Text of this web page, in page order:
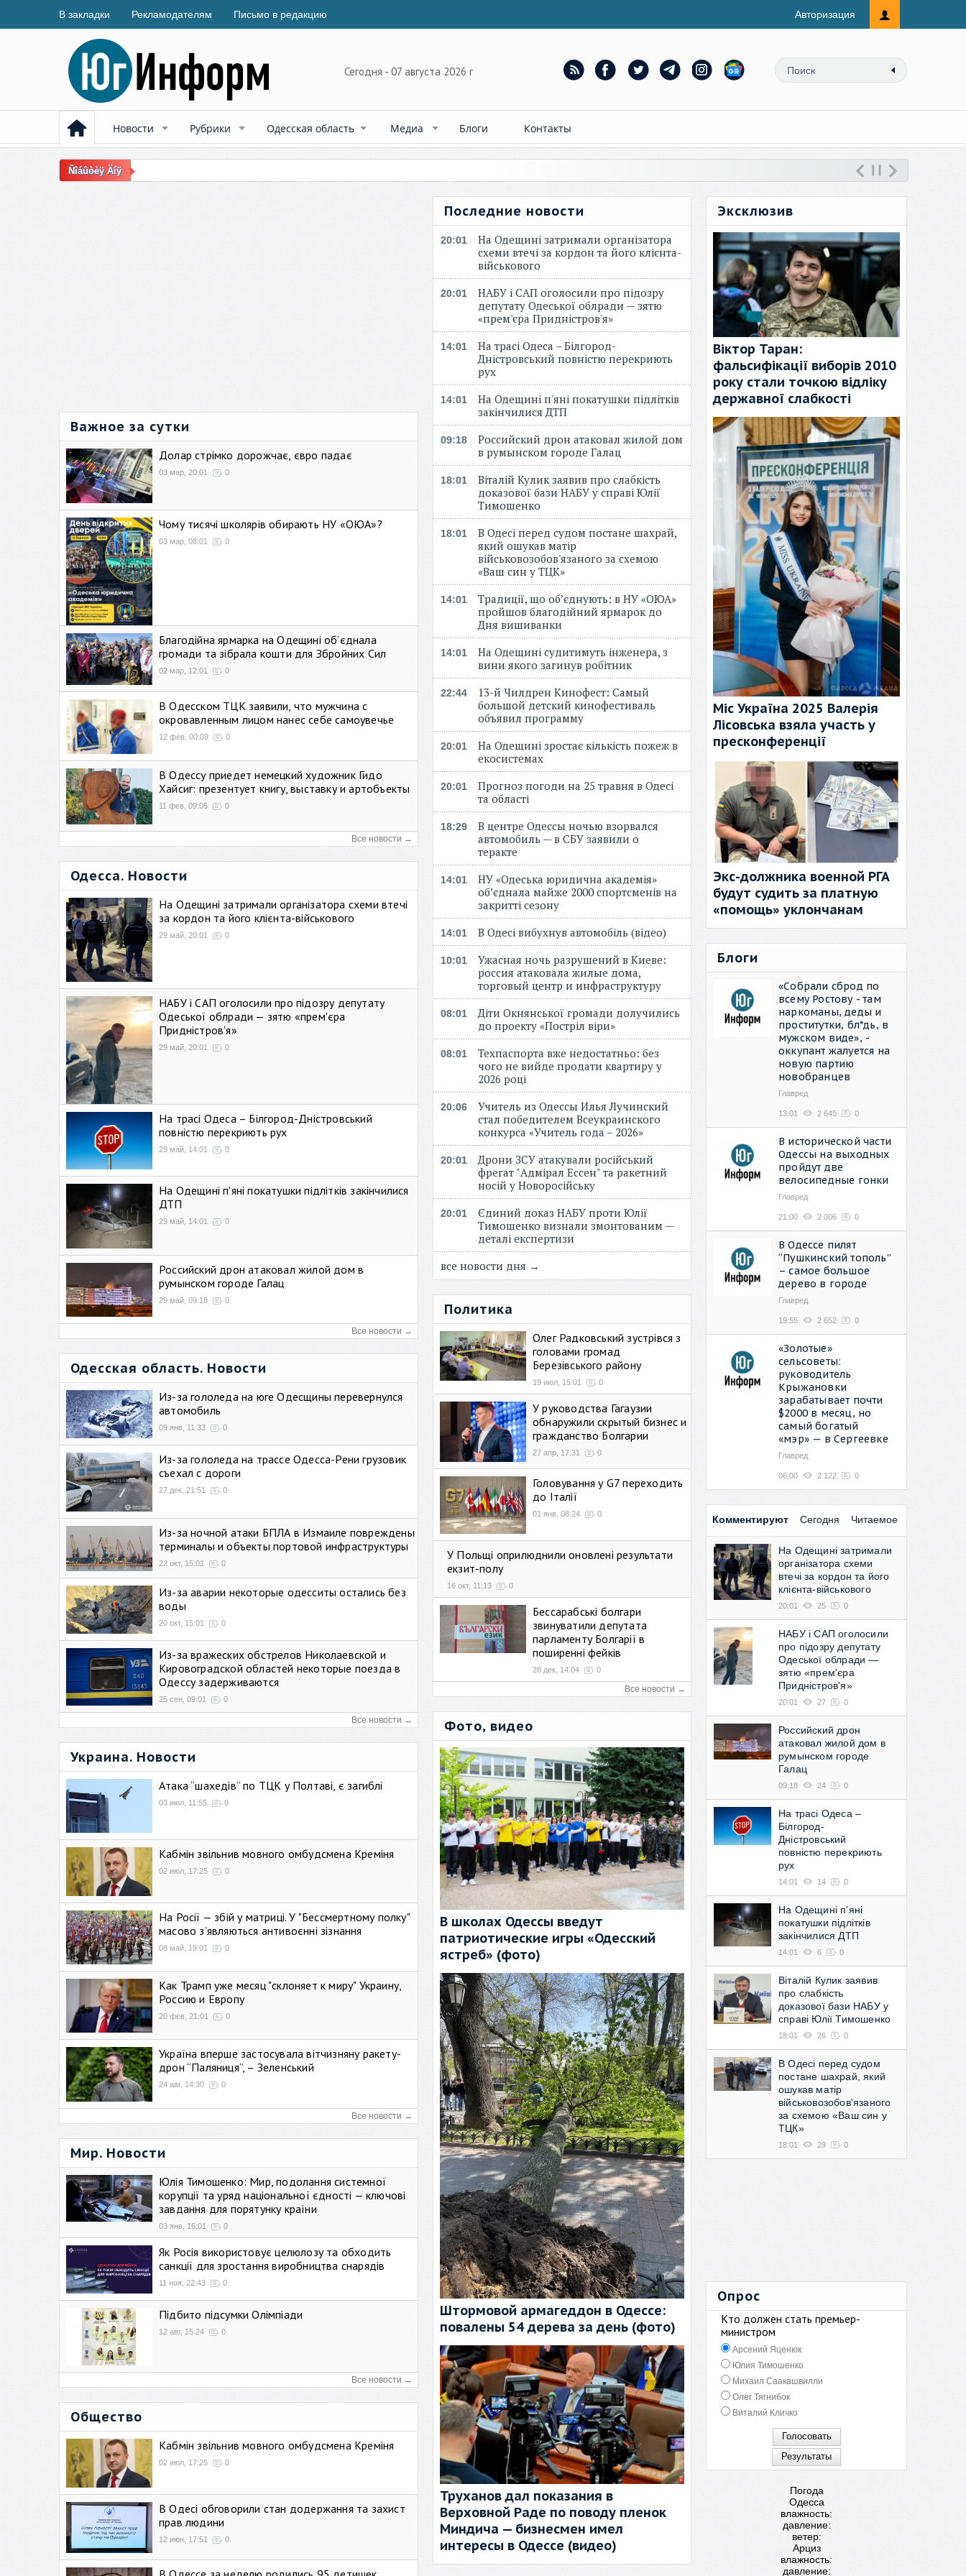
В закладки Рекламодателям Письмо в редакцию Авторизация
Сегодня - 07 августа 2026 г
Новости Рубрики Одесская область Медиа Блоги Контакты
Ñîáûòèÿ Äíÿ
Важное за сутки
Долар стрімко дорожчає, євро падає
03 мар, 20:01 0
Чому тисячі школярів обирають НУ «ОЮА»?
03 мар, 08:01 0
Благодійна ярмарка на Одещині об’єднала
громади та зібрала кошти для Збройних Сил
02 мар, 12:01 0
В Одесском ТЦК заявили, что мужчина с
окровавленным лицом нанес себе самоувечье
12 фев, 00:09 0
В Одессу приедет немецкий художник Гидо
Хайсиг: презентует книгу, выставку и артобъекты
11 фев, 09:05 0
Все новости →
Одесса. Новости
На Одещині затримали організатора схеми втечі
за кордон та його клієнта-військового
29 май, 20:01 0
НАБУ і САП оголосили про підозру депутату
Одеської облради — зятю «прем'єра
Придністров'я»
29 май, 20:01 0
На трасі Одеса – Білгород-Дністровський
повністю перекриють рух
29 май, 14:01 0
На Одещині п'яні покатушки підлітків закінчилися
ДТП
29 май, 14:01 0
Российский дрон атаковал жилой дом в
румынском городе Галац
29 май, 09:18 0
Все новости →
Одесская область. Новости
Из-за гололеда на юге Одесщины перевернулся
автомобиль
09 янв, 11:33 0
Из-за гололеда на трассе Одесса-Рени грузовик
съехал с дороги
27 дек, 21:51 0
Из-за ночной атаки БПЛА в Измаиле повреждены
терминалы и объекты портовой инфраструктуры
22 окт, 15:01 0
Из-за аварии некоторые одесситы остались без
воды
20 окт, 15:01 0
Из-за вражеских обстрелов Николаевской и
Кировоградской областей некоторые поезда в
Одессу задерживаются
25 сен, 09:01 0
Все новости →
Украина. Новости
Атака “шахедів” по ТЦК у Полтаві, є загиблі
03 июл, 11:55 0
Кабмін звільнив мовного омбудсмена Креміня
02 июл, 17:25 0
На Росії — збій у матриці. У "Бессмертному полку"
масово зʼявляються антивоєнні зізнання
08 май, 19:01 0
Как Трамп уже месяц "склоняет к миру" Украину,
Россию и Европу
20 фев, 21:01 0
Україна вперше застосувала вітчизняну ракету-
дрон “Паляниця”, – Зеленський
24 авг, 14:30 0
Все новости →
Мир. Новости
Юлія Тимошенко: Мир, подолання системної
корупції та уряд національної єдності — ключові
завдання для порятунку країни
03 янв, 16:01 0
Як Росія використовує целюлозу та обходить
санкції для зростання виробництва снарядів
11 ноя, 22:43 0
Підбито підсумки Олімпіади
12 авг, 15:24 0
Все новости →
Общество
Кабмін звільнив мовного омбудсмена Креміня
02 июл, 17:25 0
В Одесі обговорили стан додержання та захист
прав людини
12 июн, 17:51 0
Последние новости
20:01
На Одещині затримали організатора
схеми втечі за кордон та його клієнта-
військового
20:01
НАБУ і САП оголосили про підозру
депутату Одеської облради — зятю
«прем'єра Придністров'я»
14:01
На трасі Одеса – Білгород-
Дністровський повністю перекриють
рух
14:01
На Одещині п'яні покатушки підлітків
закінчилися ДТП
09:18
Российский дрон атаковал жилой дом
в румынском городе Галац
18:01
Віталій Кулик заявив про слабкість
доказової бази НАБУ у справі Юлії
Тимошенко
18:01
В Одесі перед судом постане шахрай,
який ошукав матір
військовозобов'язаного за схемою
«Ваш син у ТЦК»
14:01
Традиції, що об’єднують: в НУ «ОЮА»
пройшов благодійний ярмарок до
Дня вишиванки
14:01
На Одещині судитимуть інженера, з
вини якого загинув робітник
22:44
13-й Чилдрен Кинофест: Самый
большой детский кинофестиваль
объявил программу
20:01
На Одещині зростає кількість пожеж в
екосистемах
20:01
Прогноз погоди на 25 травня в Одесі
та області
18:29
В центре Одессы ночью взорвался
автомобиль — в СБУ заявили о
теракте
14:01
НУ «Одеська юридична академія»
об’єднала майже 2000 спортсменів на
закритті сезону
14:01 В Одесі вибухнув автомобіль (відео)
10:01
Ужасная ночь разрушений в Киеве:
россия атаковала жилые дома,
торговый центр и инфраструктуру
08:01
Діти Окнянської громади долучились
до проекту «Постріл віри»
08:01
Техпаспорта вже недостатньо: без
чого не вийде продати квартиру у
2026 році
20:06
Учитель из Одессы Илья Лучинский
стал победителем Всеукраинского
конкурса «Учитель года – 2026»
20:01
Дрони ЗСУ атакували російський
фрегат "Адмірал Ессен" та ракетний
носій у Новоросійську
20:01
Єдиний доказ НАБУ проти Юлії
Тимошенко визнали змонтованим —
деталі експертизи
все новости дня →
Политика
Олег Радковський зустрівся з
головами громад
Березівського району
19 июл, 15:01 0
У руководства Гагаузии
обнаружили скрытый бизнес и
гражданство Болгарии
27 апр, 17:31 0
Головування у G7 переходить
до Італії
01 янв, 08:24 0
У Польщі оприлюднили оновлені результати
екзит-полу
16 окт, 11:13 0
Бессарабські болгари
звинуватили депутата
парламенту Болгарії в
поширенні фейків
28 дек, 14:04 0
Все новости →
Фото, видео
В школах Одессы введут
патриотические игры «Одесский
ястреб» (фото)
Штормовой армагеддон в Одессе:
повалены 54 дерева за день (фото)
Труханов дал показания в
Верховной Раде по поводу пленок
Миндича — бизнесмен имел
интересы в Одессе (видео)
Эксклюзив
Віктор Таран:
фальсифікації виборів 2010
року стали точкою відліку
державної слабкості
Міс Україна 2025 Валерія
Лісовська взяла участь у
пресконференції
Экс-должника военной РГА
будут судить за платную
«помощь» уклончанам
Блоги
«Собрали сброд по
всему Ростову - там
наркоманы, деды и
проститутки, бл*дь, в
мужском виде», -
оккупант жалуется на
новую партию
новобранцев
Главред
13:01 2 645 0
В исторической части
Одессы на выходных
пройдут две
велосипедные гонки
Главред
21:00 2 006 0
В Одессе пилят
“Пушкинский тополь”
– самое большое
дерево в городе
Главред
19:55 2 652 0
«Золотые»
сельсоветы:
руководитель
Крыжановки
зарабатывает почти
$2000 в месяц, но
самый богатый
«мэр» — в Сергеевке
Главред
06:00 2 122 0
Комментируют Сегодня Читаемое
На Одещині затримали
організатора схеми
втечі за кордон та його
клієнта-військового
20:01 25 0
НАБУ і САП оголосили
про підозру депутату
Одеської облради —
зятю «прем'єра
Придністров'я»
20:01 27 0
Российский дрон
атаковал жилой дом в
румынском городе
Галац
09:18 24 0
На трасі Одеса –
Білгород-
Дністровський
повністю перекриють
рух
14:01 14 0
На Одещині п'яні
покатушки підлітків
закінчилися ДТП
14:01 6 0
Віталій Кулик заявив
про слабкість
доказової бази НАБУ у
справі Юлії Тимошенко
18:01 26 0
В Одесі перед судом
постане шахрай, який
ошукав матір
військовозобов'язаного
за схемою «Ваш син у
ТЦК»
18:01 29 0
Опрос
Кто должен стать премьер-
министром
Арсений Яценюк
Юлия Тимошенко
Михаил Саакашвилли
Олег Тягнибок
Виталий Кличко
Погода
Одесса
влажность:
давление:
ветер:
Арциз
влажность:
давление: